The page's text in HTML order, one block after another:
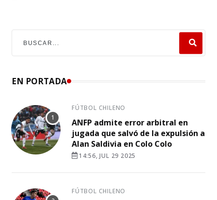
EN PORTADA
FÚTBOL CHILENO
ANFP admite error arbitral en
jugada que salvó de la expulsión a
Alan Saldivia en Colo Colo
14:56, JUL 29 2025
FÚTBOL CHILENO